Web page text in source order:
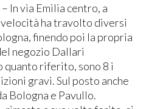
In via Emilia centro, a
velocità ha travolto diversi
finendo poi la propria
negozio Dallari
quanto riferito, sono 8 i
gravi. Sul posto anche
Bologna e Pavullo.